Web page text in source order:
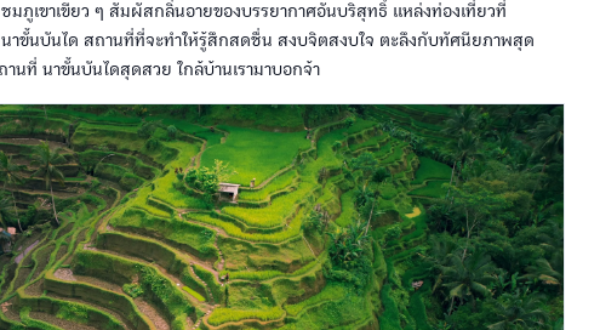
มภูเขาเขียว ๆ สัมผัสกลิ่นอายของบรรยากาศอันบริสุทธิ์ แหล่งท่องเที่ยวที่
าขั้นบันได สถานที่ที่จะทำให้รู้สึกสดชื่น สงบจิตสงบใจ ตะลึงกับทัศนียภาพสุด
นที่ นาขั้นบันไดสุดสวย ใกล้บ้านเรามาบอกจ้า